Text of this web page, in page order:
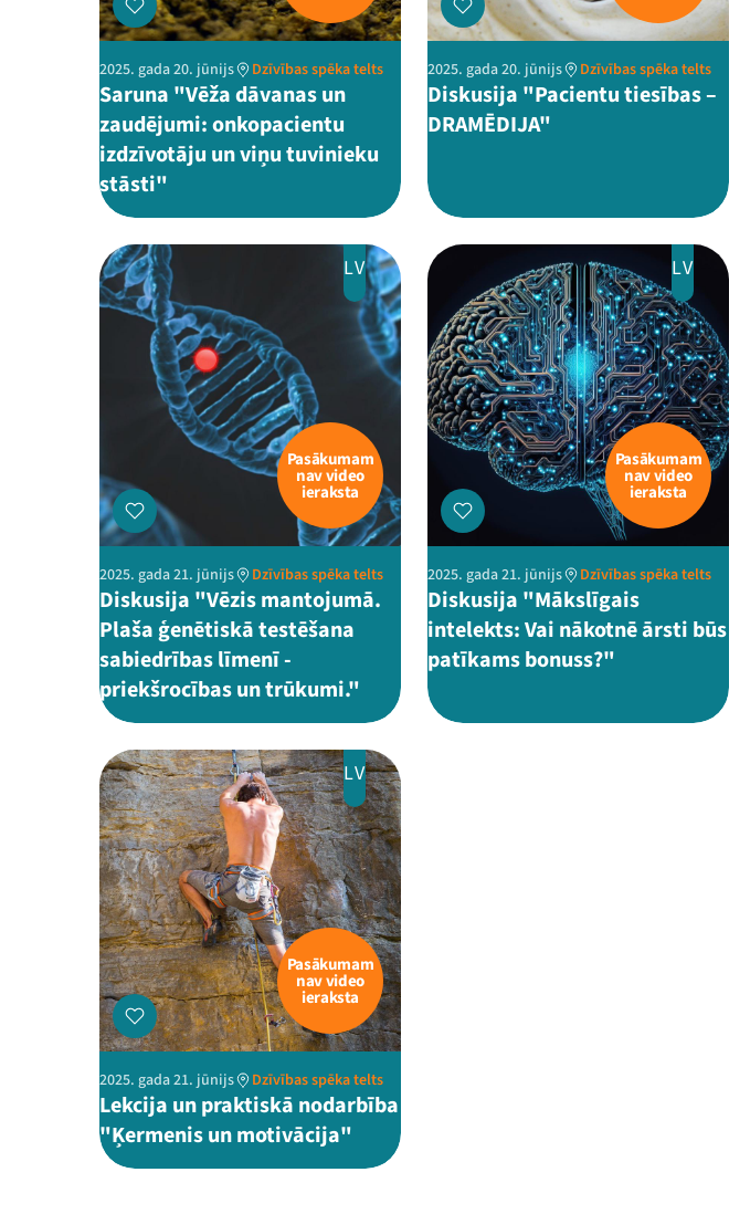
2025. gada 20. jūnijs Dzīvības spēka telts
Saruna "Vēža dāvanas un
zaudējumi: onkopacientu
izdzīvotāju un viņu tuvinieku
stāsti"
2025. gada 20. jūnijs Dzīvības spēka telts
Diskusija "Pacientu tiesības –
DRAMĒDIJA"
LV
Pasākumam
nav video
ieraksta
2025. gada 21. jūnijs Dzīvības spēka telts
Diskusija "Vēzis mantojumā.
Plaša ģenētiskā testēšana
sabiedrības līmenī -
priekšrocības un trūkumi."
LV
Pasākumam
nav video
ieraksta
2025. gada 21. jūnijs Dzīvības spēka telts
Diskusija "Mākslīgais
intelekts: Vai nākotnē ārsti būs
patīkams bonuss?"
LV
Pasākumam
nav video
ieraksta
2025. gada 21. jūnijs Dzīvības spēka telts
Lekcija un praktiskā nodarbība
"Ķermenis un motivācija"